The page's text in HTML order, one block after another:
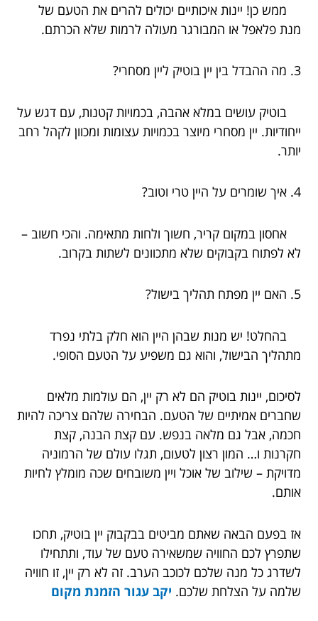
ממש כן! יינות איכותיים יכולים להרים את הטעם של
מנת פלאפל או המבורגר מעולה לרמות שלא הכרתם.
3. מה ההבדל בין יין בוטיק ליין מסחרי?
בוטיק עושים במלא אהבה, בכמויות קטנות, עם דגש על
ייחודיות. יין מסחרי מיוצר בכמויות עצומות ומכוון לקהל רחב
יותר.
4. איך שומרים על היין טרי וטוב?
אחסון במקום קריר, חשוך ולחות מתאימה. והכי חשוב –
לא לפתוח בקבוקים שלא מתכוונים לשתות בקרוב.
5. האם יין מפתח תהליך בישול?
בהחלט! יש מנות שבהן היין הוא חלק בלתי נפרד
מתהליך הבישול, והוא גם משפיע על הטעם הסופי.
לסיכום, יינות בוטיק הם לא רק יין, הם עולמות מלאים
שחברים אמיתיים של הטעם. הבחירה שלהם צריכה להיות
חכמה, אבל גם מלאה בנפש. עם קצת הבנה, קצת
חקרנות ו… המון רצון לטעום, תגלו עולם של הרמוניה
מדויקת – שילוב של אוכל ויין משובחים שכה מומלץ לחיות
אותם.
אז בפעם הבאה שאתם מביטים בבקבוק יין בוטיק, תחכו
שתפרץ לכם החוויה שמשאירה טעם של עוד, ותתחילו
לשדרג כל מנה שלכם לכוכב הערב. זה לא רק יין, זו חוויה
שלמה על הצלחת שלכם. יקב עגור הזמנת מקום